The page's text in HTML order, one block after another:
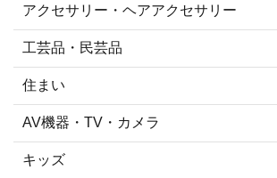
アクセサリー・ヘアアクセサリー
工芸品・民芸品
住まい
AV機器・TV・カメラ
キッズ